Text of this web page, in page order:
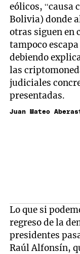
eólicos, “causa
Bolivia) donde
otras siguen en
tampoco
debiendo
las
judiciales
presentadas.
Juan Mateo
Lo que si
regreso de la
presidentes
Raúl Alfonsín,